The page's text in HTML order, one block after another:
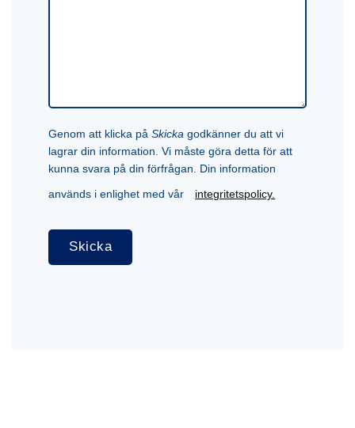
Genom att klicka påSkicka godkänner du att vi
lagrar din information. Vi måste göra detta för att
kunna svara på din förfrågan. Din information
används i enlighet med vår
integritetspolicy.